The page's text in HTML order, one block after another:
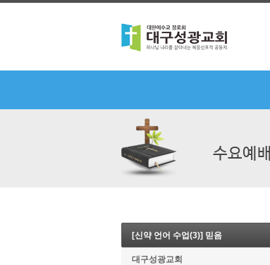
수요예배
[신약 언어 수업(3)] 믿음
대구성광교회